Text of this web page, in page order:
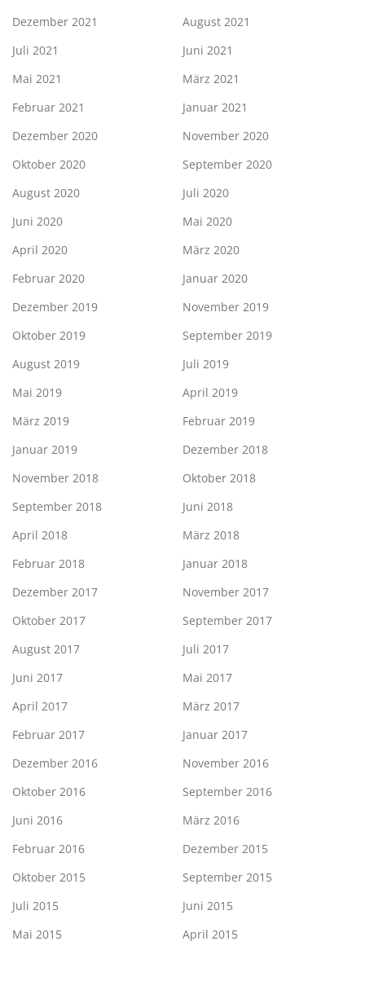
Dezember 2021
August 2021
Juli 2021
Juni 2021
Mai 2021
März 2021
Februar 2021
Januar 2021
Dezember 2020
November 2020
Oktober 2020
September 2020
August 2020
Juli 2020
Juni 2020
Mai 2020
April 2020
März 2020
Februar 2020
Januar 2020
Dezember 2019
November 2019
Oktober 2019
September 2019
August 2019
Juli 2019
Mai 2019
April 2019
März 2019
Februar 2019
Januar 2019
Dezember 2018
November 2018
Oktober 2018
September 2018
Juni 2018
April 2018
März 2018
Februar 2018
Januar 2018
Dezember 2017
November 2017
Oktober 2017
September 2017
August 2017
Juli 2017
Juni 2017
Mai 2017
April 2017
März 2017
Februar 2017
Januar 2017
Dezember 2016
November 2016
Oktober 2016
September 2016
Juni 2016
März 2016
Februar 2016
Dezember 2015
Oktober 2015
September 2015
Juli 2015
Juni 2015
Mai 2015
April 2015